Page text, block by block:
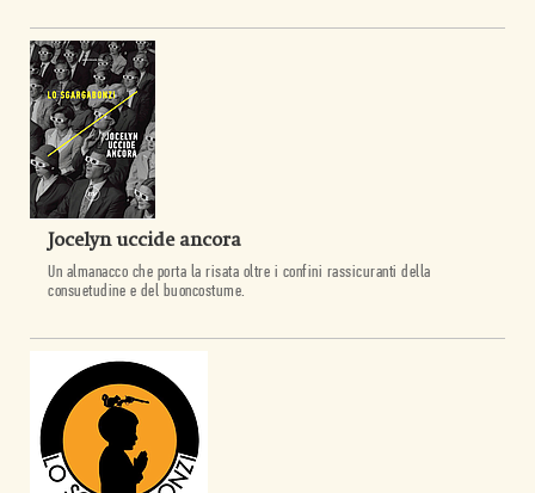
Jocelyn uccide ancora
Un almanacco che porta la risata oltre i confini rassicuranti della
consuetudine e del buoncostume.